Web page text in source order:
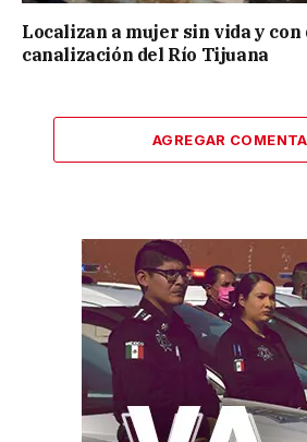
Localizan a mujer sin vida y con
canalización del Río Tijuana
AGREGAR